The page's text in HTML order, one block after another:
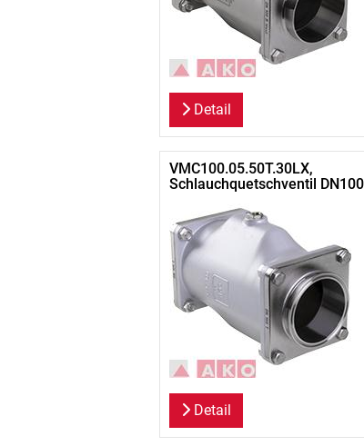
Detail
VMC100.05.50T.30LX,
Schlauchquetschventil
Detail